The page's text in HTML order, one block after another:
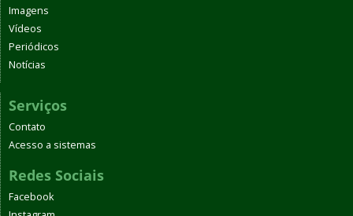
Imagens
Vídeos
Periódicos
Notícias
Serviços
Contato
Acesso a sistemas
Redes Sociais
Facebook